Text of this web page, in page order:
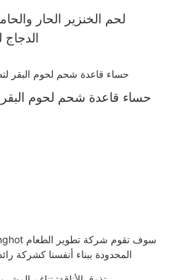
لحم الخنزير الحار
حساء قاعدة شحم لحوم البقر
المحدودة ببناء أنفسنا كشركة